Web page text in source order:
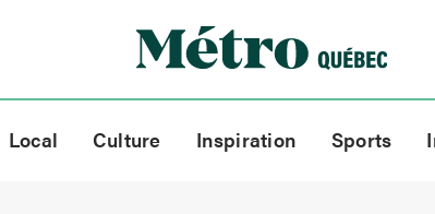
Local Culture Inspiration Sports